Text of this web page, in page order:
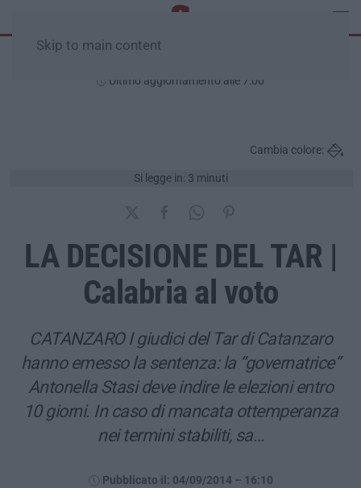
Skip to main content
Ultimo aggiornamento alle 7:00
Si legge in: 3 minuti
Cambia colore:
LA DECISIONE DEL TAR |
Calabria al voto
CATANZARO I giudici del Tar di Catanzaro
hanno emesso la sentenza: la “governatrice”
Antonella Stasi deve indire le elezioni entro
10 giorni. In caso di mancata ottemperanza
nei termini stabiliti, sa…
Pubblicato il: 04/09/2014 – 16:10